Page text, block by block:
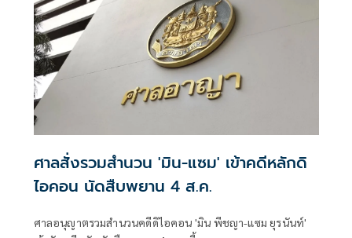
ศาลสั่งรวมสำนวน 'มิน-แซม' เข้าคดีหลักดิ
ไอคอน นัดสืบพยาน 4 ส.ค.
ศาลอนุญาตรวมสำนวนคดีดิไอคอน 'มิน พีชญา-แซม ยุรนันท์'